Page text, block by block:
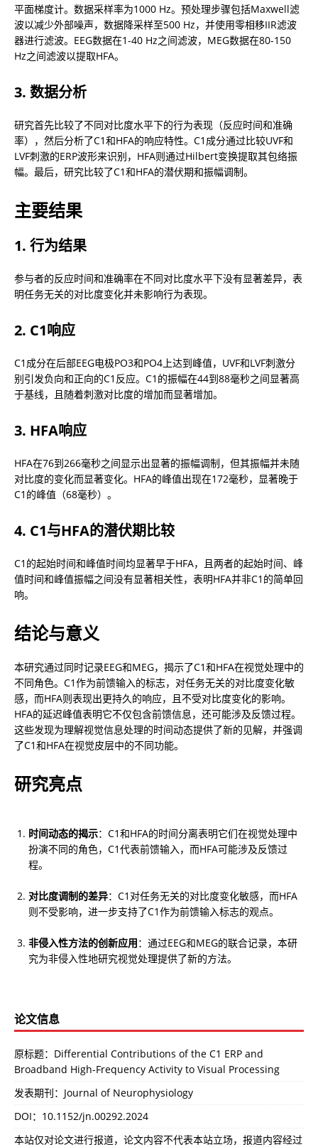
平面梯度计。数据采样率为1000 Hz。预处理步骤包括Maxwell滤
波以减少外部噪声，数据降采样至500 Hz，并使用零相移IIR滤波
器进行滤波。EEG数据在1-40 Hz之间滤波，MEG数据在80-150
Hz之间滤波以提取HFA。
3. 数据分析
研究首先比较了不同对比度水平下的行为表现（反应时间和准确
率），然后分析了C1和HFA的响应特性。C1成分通过比较UVF和
LVF刺激的ERP波形来识别，HFA则通过Hilbert变换提取其包络振
幅。最后，研究比较了C1和HFA的潜伏期和振幅调制。
主要结果
1. 行为结果
参与者的反应时间和准确率在不同对比度水平下没有显著差异，表
明任务无关的对比度变化并未影响行为表现。
2. C1响应
C1成分在后部EEG电极PO3和PO4上达到峰值，UVF和LVF刺激分
别引发负向和正向的C1反应。C1的振幅在44到88毫秒之间显著高
于基线，且随着刺激对比度的增加而显著增加。
3. HFA响应
HFA在76到266毫秒之间显示出显著的振幅调制，但其振幅并未随
对比度的变化而显著变化。HFA的峰值出现在172毫秒，显著晚于
C1的峰值（68毫秒）。
4. C1与HFA的潜伏期比较
C1的起始时间和峰值时间均显著早于HFA，且两者的起始时间、峰
值时间和峰值振幅之间没有显著相关性，表明HFA并非C1的简单回
响。
结论与意义
本研究通过同时记录EEG和MEG，揭示了C1和HFA在视觉处理中的
不同角色。C1作为前馈输入的标志，对任务无关的对比度变化敏
感，而HFA则表现出更持久的响应，且不受对比度变化的影响。
HFA的延迟峰值表明它不仅包含前馈信息，还可能涉及反馈过程。
这些发现为理解视觉信息处理的时间动态提供了新的见解，并强调
了C1和HFA在视觉皮层中的不同功能。
研究亮点
时间动态的揭示：C1和HFA的时间分离表明它们在视觉处理中
扮演不同的角色，C1代表前馈输入，而HFA可能涉及反馈过
程。
对比度调制的差异：C1对任务无关的对比度变化敏感，而HFA
则不受影响，进一步支持了C1作为前馈输入标志的观点。
非侵入性方法的创新应用：通过EEG和MEG的联合记录，本研
究为非侵入性地研究视觉处理提供了新的方法。
论文信息
原标题：Differential Contributions of the C1 ERP and
Broadband High-Frequency Activity to Visual Processing
发表期刊：Journal of Neurophysiology
DOI： 10.1152/jn.00292.2024
本站仅对论文进行报道，论文内容不代表本站立场，报道内容经过